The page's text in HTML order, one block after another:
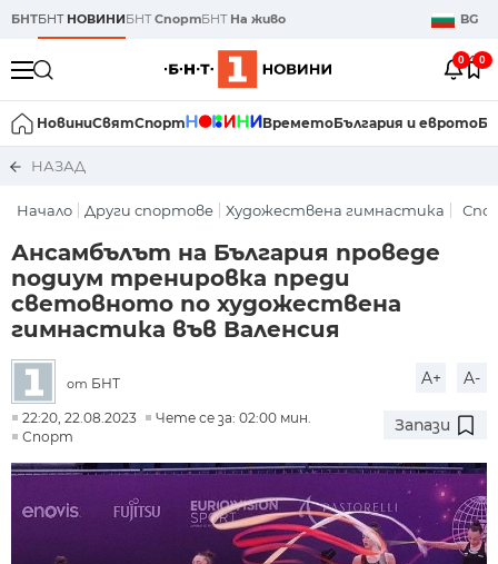
БНТБНТ НОВИНИБНТСпортБНТ На живо BG
0 0
НовиниСвятСпорт ВреметоБългария и еврото
НАЗАД
Начало Други спортове Художествена гимнастика
Ансамбълът на България проведе
подиум тренировка преди
световното по художествена
гимнастика във Валенсия
от БНТ A+ A-
22:20, 22.08.2023
Чете се за: 02:00 мин.
Спорт
Запази